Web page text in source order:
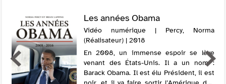
Les années Obama
Vidéo numérique | Percy, Norma
(Réalisateur) | 2018
En 2008, un immense espoir se lève
venant des États-Unis. Il a un nom :
Barack Obama. Il est élu Président, il est